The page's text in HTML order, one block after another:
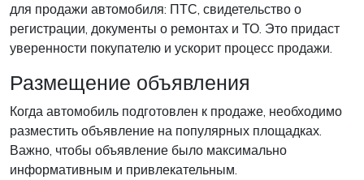
для продажи автомобиля: ПТС, свидетельство о
регистрации, документы о ремонтах и ТО. Это придаст
уверенности покупателю и ускорит процесс продажи.
Размещение объявления
Когда автомобиль подготовлен к продаже, необходимо
разместить объявление на популярных площадках.
Важно, чтобы объявление было максимально
информативным и привлекательным.